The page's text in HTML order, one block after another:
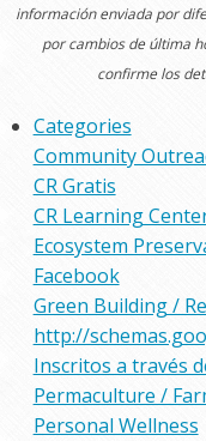
información enviada por
por cambios de última
confirme los
Categories
Community
CR Gratis
CR Learning
Ecosystem
Facebook
Green Building /
http://
Inscritos a través
Permaculture /
Personal Wellness